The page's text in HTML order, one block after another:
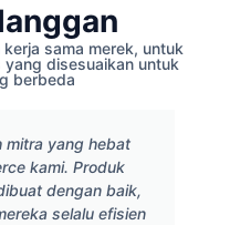
sama merek, untuk
disesuaikan untuk
berbeda
mitra yang hebat
kami. Produk
dengan baik,
selalu efisien